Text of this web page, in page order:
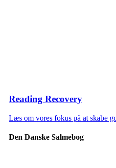
Reading Recovery
Læs om vores fokus på at skabe
Den Danske Salmebog